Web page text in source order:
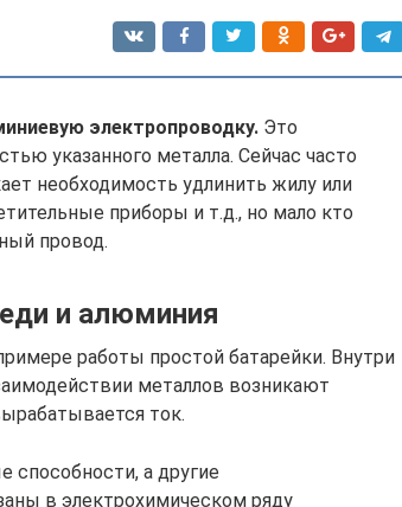
электропроводку. Это
указанного металла. Сейчас часто
необходимость удлинить жилу или
приборы и т.д., но мало кто
провод.
и алюминия
работы простой батарейки. Внутри
металлов возникают
ток.
а другие
в электрохимическом ряду